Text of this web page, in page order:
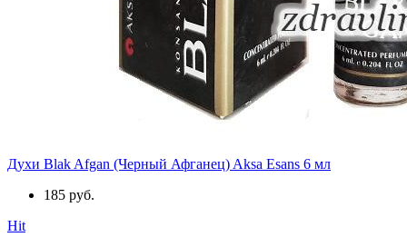
Духи Blak Afgan (Черный Афганец) Aksa Esans 6 мл
185 руб.
Hit